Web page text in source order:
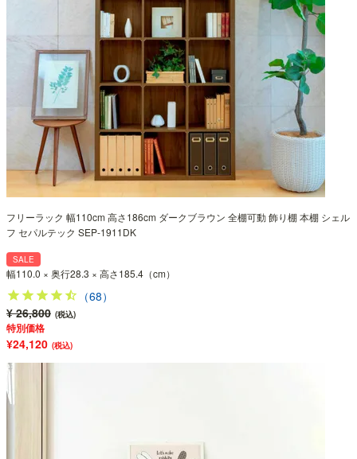
フリーラック 幅110cm 高さ186cm ダークブラウン 全棚可動 飾り棚 本棚 シェル
フ セパルテック SEP-1911DK
SALE
幅110.0 × 奥行28.3 × 高さ185.4（cm）
（68）
¥ 26,800 (税込)
特別価格
¥24,120 (税込)